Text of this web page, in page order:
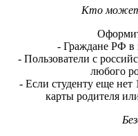
Кто может
- Граждане РФ в
- Пользователи с
любого
- Если студенту еще нет
карты родителя